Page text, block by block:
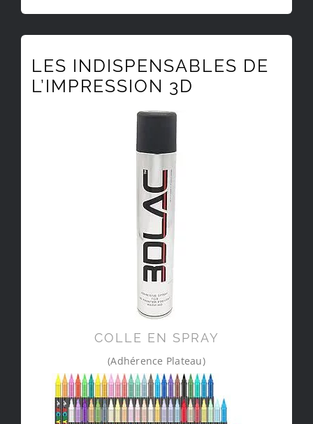
LES INDISPENSABLES DE
L’IMPRESSION 3D
COLLE EN SPRAY
(Adhérence Plateau)